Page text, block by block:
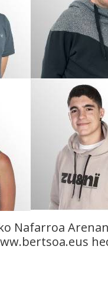
Nafarroa